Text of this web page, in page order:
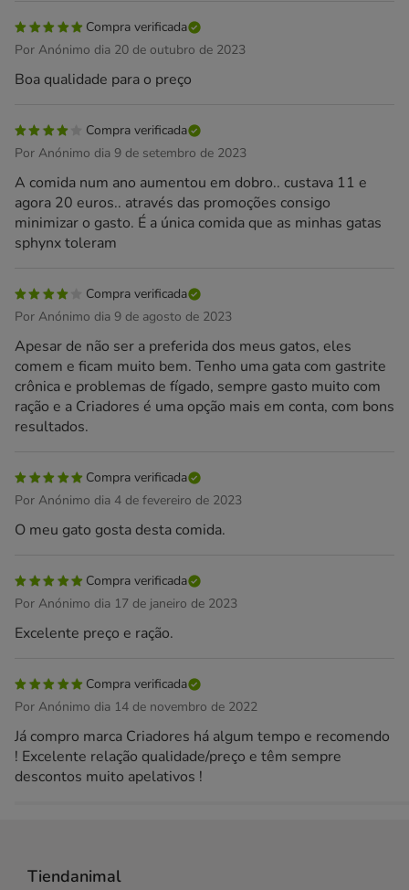
Compra verificada
Por Anónimo dia 20 de outubro de 2023
Boa qualidade para o preço
Compra verificada
Por Anónimo dia 9 de setembro de 2023
A comida num ano aumentou em dobro.. custava 11 e
agora 20 euros.. através das promoções consigo
minimizar o gasto. É a única comida que as minhas gatas
sphynx toleram
Compra verificada
Por Anónimo dia 9 de agosto de 2023
Apesar de não ser a preferida dos meus gatos, eles
comem e ficam muito bem. Tenho uma gata com gastrite
crônica e problemas de fígado, sempre gasto muito com
ração e a Criadores é uma opção mais em conta, com bons
resultados.
Compra verificada
Por Anónimo dia 4 de fevereiro de 2023
O meu gato gosta desta comida.
Compra verificada
Por Anónimo dia 17 de janeiro de 2023
Excelente preço e ração.
Compra verificada
Por Anónimo dia 14 de novembro de 2022
Já compro marca Criadores há algum tempo e recomendo
! Excelente relação qualidade/preço e têm sempre
descontos muito apelativos !
Tiendanimal